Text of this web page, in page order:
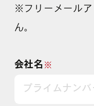
※フリーメール
ん。
※
会社名